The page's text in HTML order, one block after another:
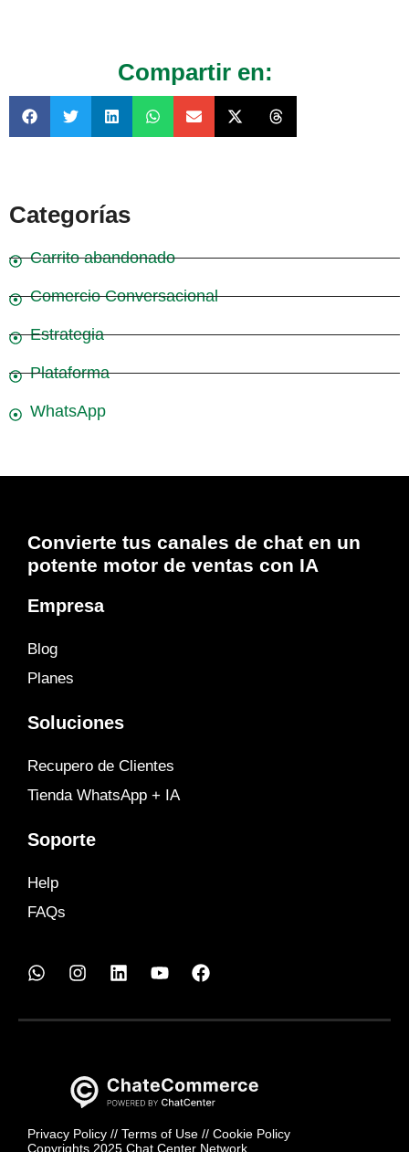
Compartir en:
Categorías
Carrito abandonado
Comercio Conversacional
Estrategia
Plataforma
WhatsApp
Convierte tus canales de chat en un
potente motor de ventas con IA
Empresa
Blog
Planes
Soluciones
Recupero de Clientes
Tienda WhatsApp + IA
Soporte
Help
FAQs
Privacy Policy // Terms of Use // Cookie Policy
Copyrights 2025 Chat Center Network